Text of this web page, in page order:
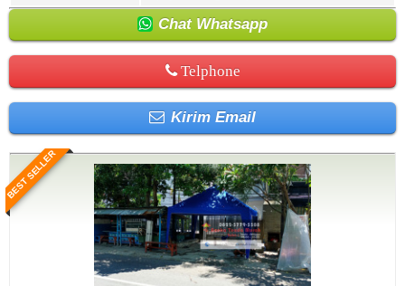
Chat Whatsapp
Telphone
Kirim Email
BEST SELLER